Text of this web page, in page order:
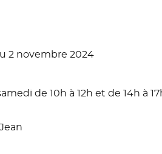
2 novembre 2024
de 10h à 12h et de 14h à